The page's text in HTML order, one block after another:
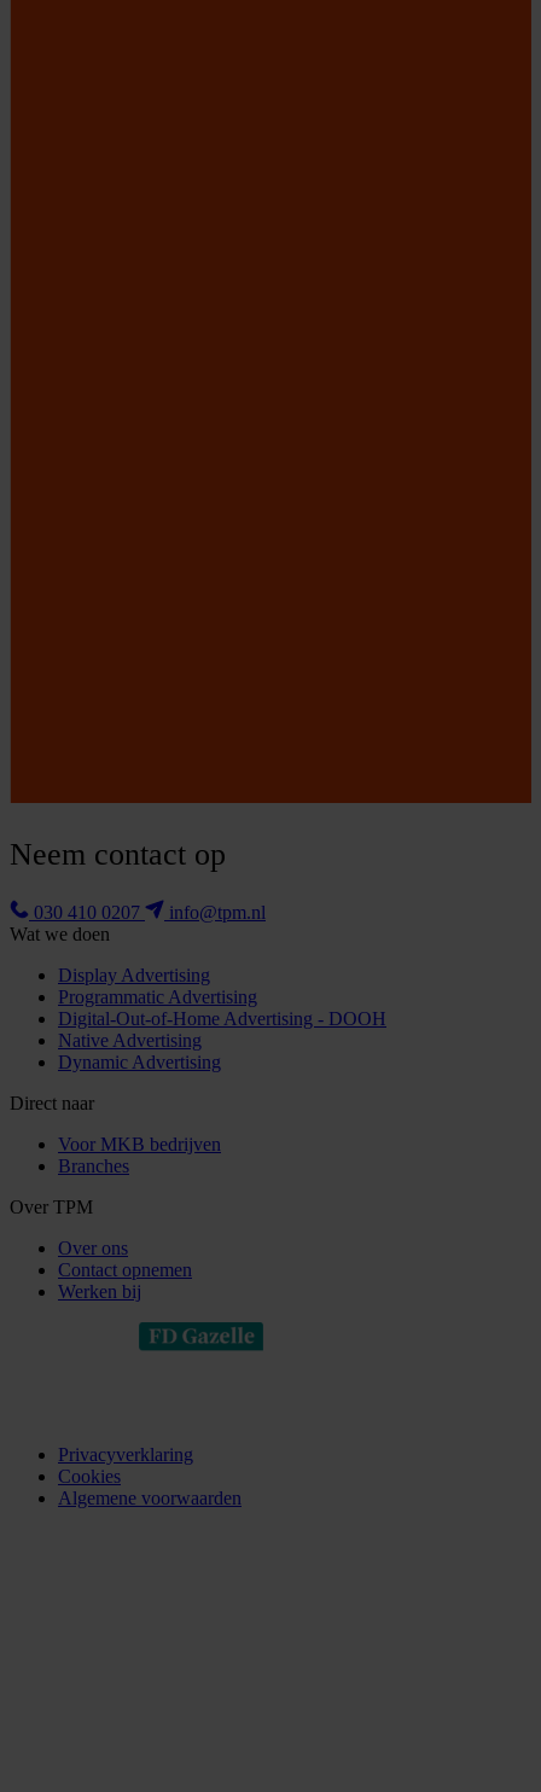
Neem contact op
030 410 0207
info@tpm.nl
Wat we doen
Display Advertising
Programmatic Advertising
Digital-Out-of-Home Advertising - DOOH
Native Advertising
Dynamic Advertising
Direct naar
Voor MKB bedrijven
Branches
Over TPM
Over ons
Contact opnemen
Werken bij
Privacyverklaring
Cookies
Algemene voorwaarden